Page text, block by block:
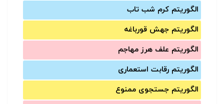
الگوریتم کرم شب تاب
الگوریتم جهش قورباغه
الگوریتم علف هرز مهاجم
الگوریتم رقابت استعماری
الگوریتم جستجوی ممنوع